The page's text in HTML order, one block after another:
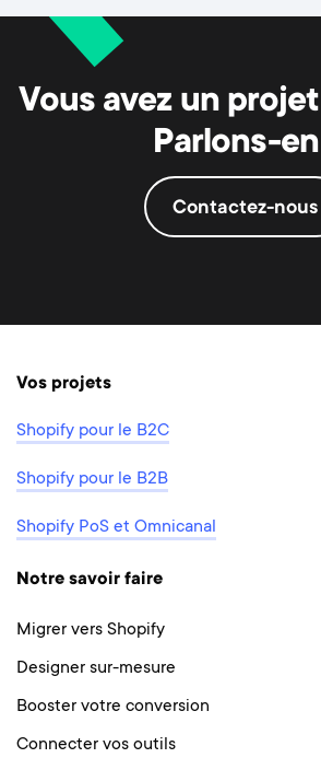
Vous avez un
Parlons-
Contactez-nous
Vos projets
Shopify pour le B2C
Shopify pour le B2B
Shopify PoS et Omnicanal
Notre savoir faire
Migrer vers Shopify
Designer sur-mesure
Booster votre conversion
Connecter vos outils